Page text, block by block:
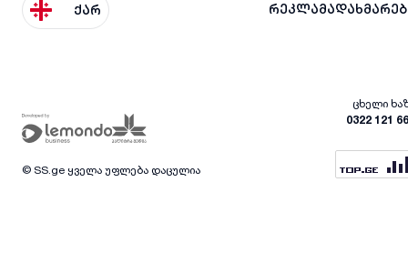
ქარ რეკლამა
ცხელი
0322 121
© SS.ge ყველა უფლება დაცულია